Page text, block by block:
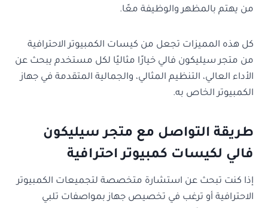
من يهتم بالمظهر والوظيفة معًا.
كل هذه المميزات تجعل من كيسات الكمبيوتر الاحترافية
من متجر سيليكون فالي خيارًا مثاليًا لكل مستخدم يبحث عن
الأداء العالي، التنظيم المثالي، والجمالية المتقدمة في جهاز
الكمبيوتر الخاص به.
طريقة التواصل مع متجر سيليكون
فالي لكيسات كمبيوتر احترافية
إذا كنت تبحث عن استشارة متخصصة لتجميعات الكمبيوتر
الاحترافية أو ترغب في تخصيص جهاز بمواصفات تلبي